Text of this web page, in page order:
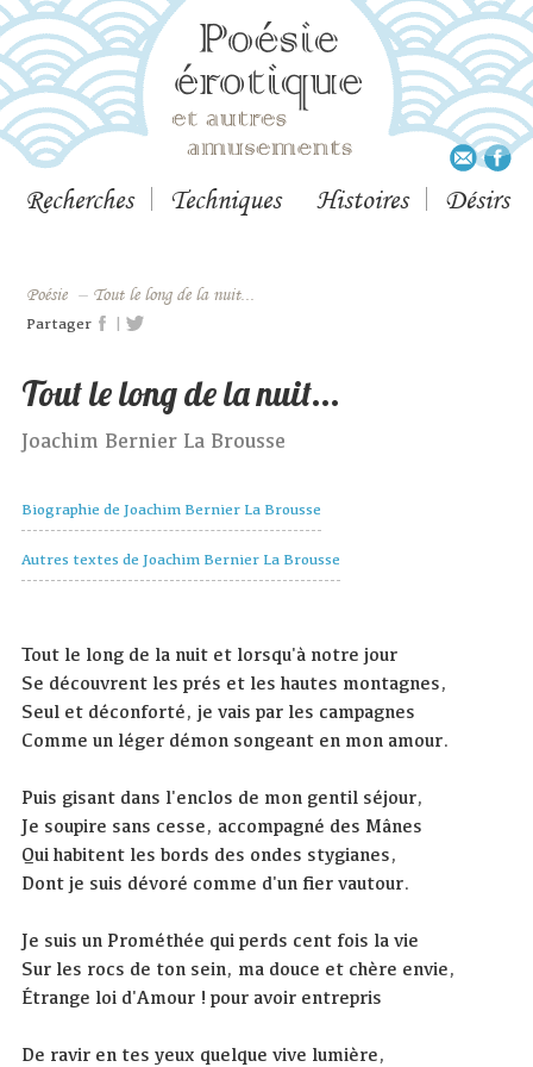
Recherches Techniques Histoires Désirs
Poésie – Tout le long de la nuit...
Partager |
Tout le long de la nuit...
Joachim Bernier La Brousse
Biographie de Joachim Bernier La Brousse
Autres textes de Joachim Bernier La Brousse
Tout le long de la nuit et lorsqu'à notre jour
Se découvrent les prés et les hautes montagnes,
Seul et déconforté, je vais par les campagnes
Comme un léger démon songeant en mon amour.
Puis gisant dans l'enclos de mon gentil séjour,
Je soupire sans cesse, accompagné des Mânes
Qui habitent les bords des ondes stygianes,
Dont je suis dévoré comme d'un fier vautour.
Je suis un Prométhée qui perds cent fois la vie
Sur les rocs de ton sein, ma douce et chère envie,
Étrange loi d'Amour ! pour avoir entrepris
De ravir en tes yeux quelque vive lumière,